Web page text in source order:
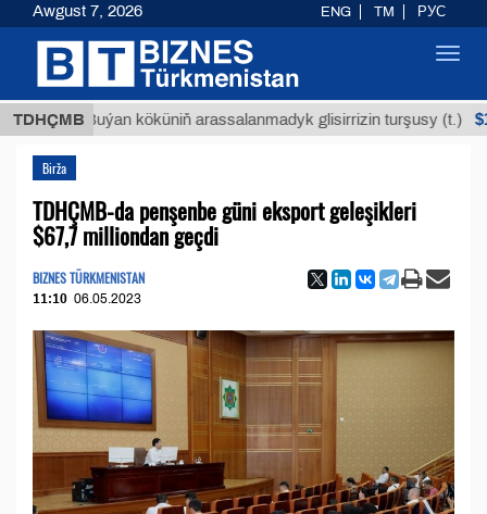
TDHÇMB
Buýan köküniň arassalanmadyk glisirrizin turşusy (t.)
Birža
TDHÇMB-da penşenbe güni eksport geleşikleri
$67,7 milliondan geçdi
BIZNES TÜRKMENISTAN
11:10 06.05.2023
Awgust 7, 2026 ENG TM РУС